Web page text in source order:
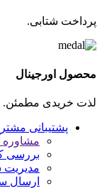
پرداخت شتابی.
محصول اورجینال
لذت خریدی مطمئن.
پشتیبانی
مشاوره
بررسی
ارسال